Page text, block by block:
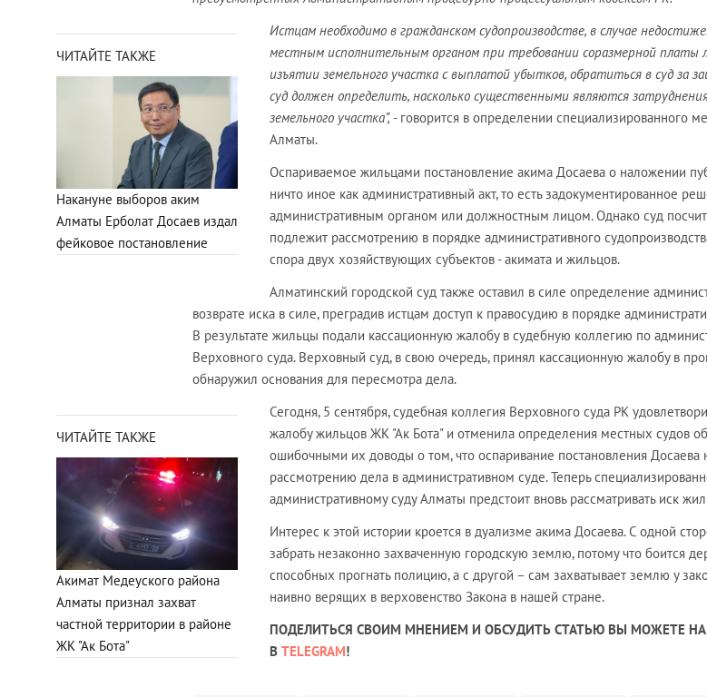
ЧИТАЙТЕ ТАКЖЕ
Накануне выборов аким
Алматы Ерболат Досаев издал
фейковое постановление
Истцам необходимо в гражданском судопроизводстве, в случае
местным исполнительным органом при требовании соразмерной платы
изъятии земельного участка с выплатой убытков, обратиться в суд за
суд должен определить, насколько существенными являются
земельного участка”, - говорится в определении специализированного
Алматы.
Оспариваемое жильцами постановление акима Досаева о наложении
ничто иное как административный акт, то есть задокументированное
административным органом или должностным лицом. Однако суд
подлежит рассмотрению в порядке административного
спора двух хозяйствующих субъектов - акимата и жильцов.
Алматинский городской суд также оставил в силе определение
возврате иска в силе, преградив истцам доступ к правосудию в порядке
В результате жильцы подали кассационную жалобу в судебную коллегию по
Верховного суда. Верховный суд, в свою очередь, принял кассационную жалобу в
обнаружил основания для пересмотра дела.
ЧИТАЙТЕ ТАКЖЕ
Акимат Медеуского района
Алматы признал захват
частной территории в районе
ЖК "Ак Бота"
Сегодня, 5 сентября, судебная коллегия Верховного суда РК
жалобу жильцов ЖК "Ак Бота" и отменила определения местных судов
ошибочными их доводы о том, что оспаривание постановления Досаева
рассмотрению дела в административном суде. Теперь
административному суду Алматы предстоит вновь рассматривать иск
Интерес к этой истории кроется в дуализме акима Досаева. С одной
забрать незаконно захваченную городскую землю, потому что боится
способных прогнать полицию, а с другой – сам захватывает землю у
наивно верящих в верховенство Закона в нашей стране.
ПОДЕЛИТЬСЯ СВОИМ МНЕНИЕМ И ОБСУДИТЬ СТАТЬЮ ВЫ МОЖЕТЕ
В TELEGRAM!